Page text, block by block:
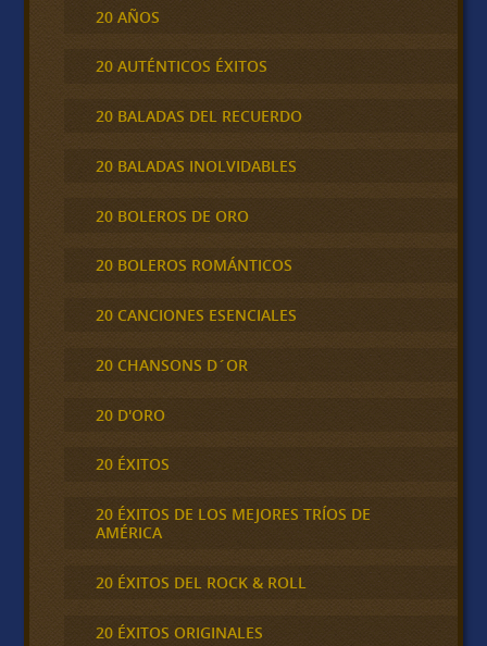
20 AÑOS
20 AUTÉNTICOS ÉXITOS
20 BALADAS DEL RECUERDO
20 BALADAS INOLVIDABLES
20 BOLEROS DE ORO
20 BOLEROS ROMÁNTICOS
20 CANCIONES ESENCIALES
20 CHANSONS D´OR
20 D'ORO
20 ÉXITOS
20 ÉXITOS DE LOS MEJORES TRÍOS DE
AMÉRICA
20 ÉXITOS DEL ROCK & ROLL
20 ÉXITOS ORIGINALES